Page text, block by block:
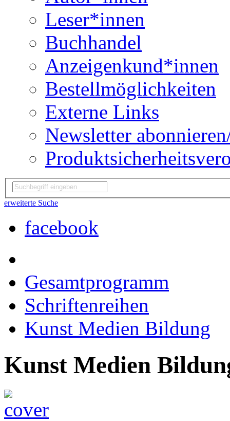
Leser*innen
Buchhandel
Anzeigenkund*innen
Bestellmöglichkeiten
Externe Links
Newsletter
erweiterte Suche
facebook
Gesamtprogramm
Schriftenreihen
Kunst Medien Bildung
Kunst Medien